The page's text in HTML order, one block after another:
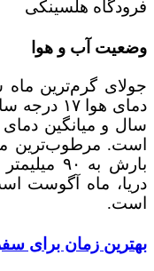
فرودگاه هلسینکی
وضعیت آب‌ و‌ هوا
جولای گرم‌ترین
دمای هوا
است. مرطوب‌ترین
بارش به
است.
بهترین زمان برای